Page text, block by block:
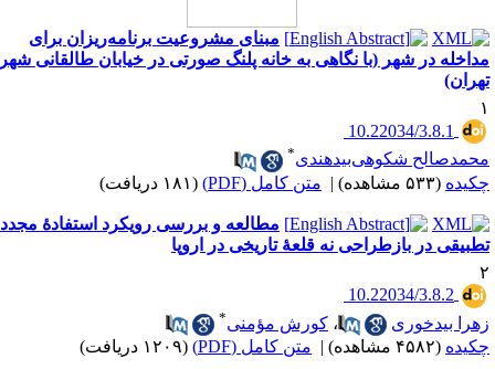
مبنای مشروعیت برنامه‌ریزان برای
شهر (با نگاهی به خانه پلنگ صورتی در خیابان طالقانی شهر
10.22034/
شکوهی‌بیدهندی
| متن کامل (PDF) (۱۸۱ دریافت)
مطالعه و بررسی رویکرد استفادۀ مجدد
بازطراحی نه قلعۀ تاریخی در اروپا‌
10.22034/
،کورش مؤمنی
| متن کامل (PDF) (۱۲۰۹ دریافت)